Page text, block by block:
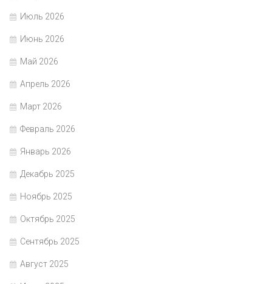
Июль 2026
Июнь 2026
Май 2026
Апрель 2026
Март 2026
Февраль 2026
Январь 2026
Декабрь 2025
Ноябрь 2025
Октябрь 2025
Сентябрь 2025
Август 2025